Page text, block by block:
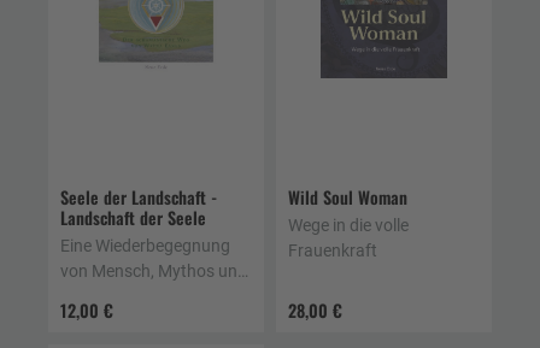
Seele der Landschaft -
Landschaft der Seele
12,00 €
Eine Wiederbegegnung
von Mensch, Mythos und
Weg von Wayna Fanes
Wild Soul Woman
28,00 €
Wege in die volle
Frauenkraft